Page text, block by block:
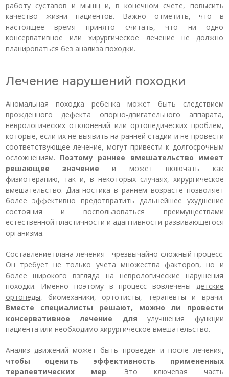
работу суставов и мышц и, в конечном счете, повысить
качество жизни пациентов. Важно отметить, что в
настоящее время принято считать, что ни одно
консервативное или хирургическое лечение не должно
планироваться без анализа походки.
Лечение нарушений походки
Аномальная походка ребенка может быть следствием
врожденного дефекта опорно-двигательного аппарата,
неврологических отклонений или ортопедических проблем,
которые, если их не выявить на ранней стадии и не провести
соответствующее лечение, могут привести к долгосрочным
осложнениям. Поэтому раннее вмешательство имеет
решающее значение и может включать как
физиотерапию, так и, в некоторых случаях, хирургическое
вмешательство. Диагностика в раннем возрасте позволяет
более эффективно предотвратить дальнейшее ухудшение
состояния и воспользоваться преимуществами
естественной пластичности и адаптивности развивающегося
организма.
Составление плана лечения - чрезвычайно сложный процесс.
Он требует не только учета множества факторов, но и
более широкого взгляда на неврологические нарушения
походки. Именно поэтому в процесс вовлечены детские
ортопеды, биомеханики, ортотисты, терапевты и врачи.
Вместе специалисты решают, можно ли провести
консервативное лечение для улучшения функции
пациента или необходимо хирургическое вмешательство.
Анализ движений может быть проведен и после лечения,
чтобы оценить эффективность примененных
терапевтических мер. Это ключевая часть